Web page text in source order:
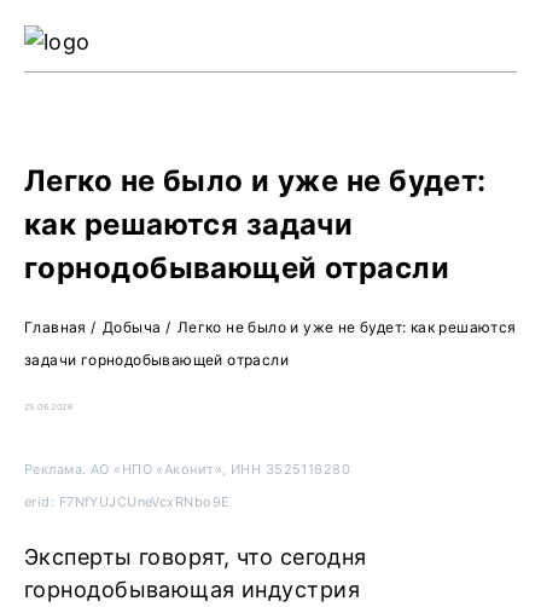
Легко не было и уже не будет:
как решаются задачи
горнодобывающей отрасли
Главная / Добыча / Легко не было и уже не будет: как решаются
задачи горнодобывающей отрасли
25.06.2026
Реклама. АО «НПО «Аконит», ИНН 3525116280
erid: F7NfYUJCUneVcxRNbo9E
Эксперты говорят, что сегодня
горнодобывающая индустрия